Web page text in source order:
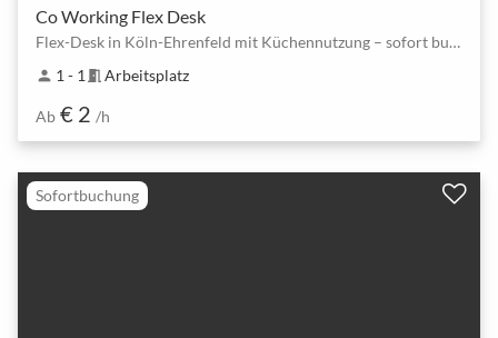
Co Working Flex Desk
Flex-Desk in Köln-Ehrenfeld mit Küchennutzung – sofort buchbar
person 1 - 1 meeting_room Arbeitsplatz
Ab € 2 /h
Sofortbuchung